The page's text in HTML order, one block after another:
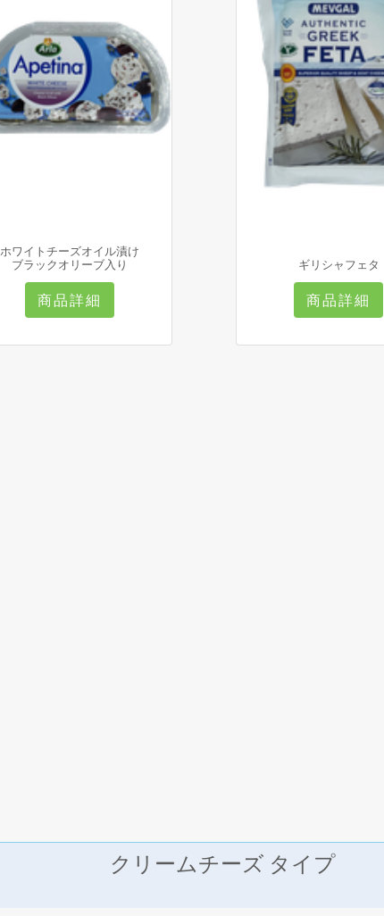
ホワイトチーズオイル漬け
ブラックオリーブ入り
商品詳細
ギリシャフェタ
商品詳細
クリームチーズ タイプ